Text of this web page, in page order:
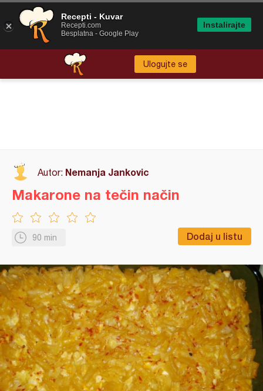
Ulogujte se
Autor: Nemanja Jankovic
90 min Dodaj u listu
Makarone na tečin način
Recepti - Kuvar
Recepti.com
Besplatna - Google Play
Instalirajte